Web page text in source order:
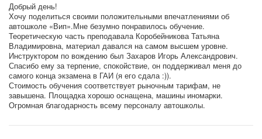
Добрый день!
Хочу поделиться своими положительными впечатлениями об
автошколе «Вип».Мне безумно понравилось обучение.
Теоретическую часть преподавала Коробейникова Татьяна
Владимировна, материал давался на самом высшем уровне.
Инструктором по вождению был Захаров Игорь Александрович.
Спасибо ему за терпение, спокойствие, он поддерживал меня до
самого конца экзамена в ГАИ (я его сдала :)).
Стоимость обучения соответствует рыночным тарифам, не
завышена. Площадка хорошо оснащена, машины иномарки.
Огромная благодарность всему персоналу автошколы.